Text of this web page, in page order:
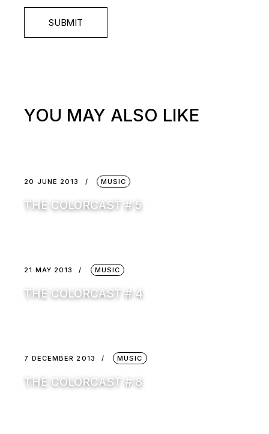
SUBMIT
YOU MAY ALSO LIKE
20 JUNE 2013 MUSIC
THE COLORCAST # 5
21 MAY 2013 MUSIC
THE COLORCAST # 4
7 DECEMBER 2013 MUSIC
THE COLORCAST # 8